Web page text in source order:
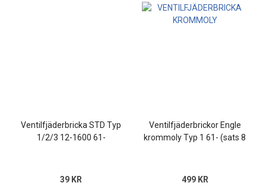
Ventilfjäderbricka STD Typ
1/2/3 12-1600 61-
39 KR
Ventilfjäderbrickor Engle
krommoly Typ 1 61- (sats 8
499 KR